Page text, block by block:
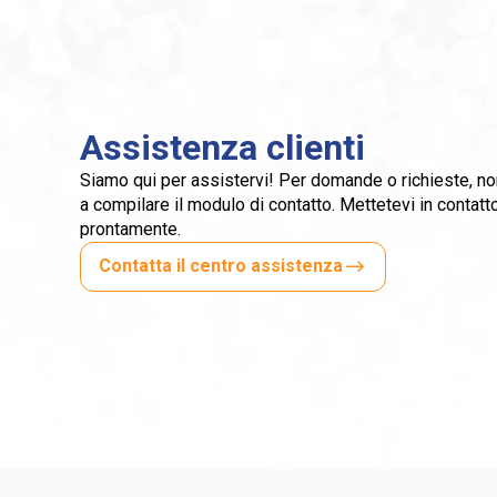
Assistenza clienti
Siamo qui per assistervi! Per domande o richieste,
a compilare il modulo di contatto. Mettetevi in
prontamente.
Contatta il centro assistenza